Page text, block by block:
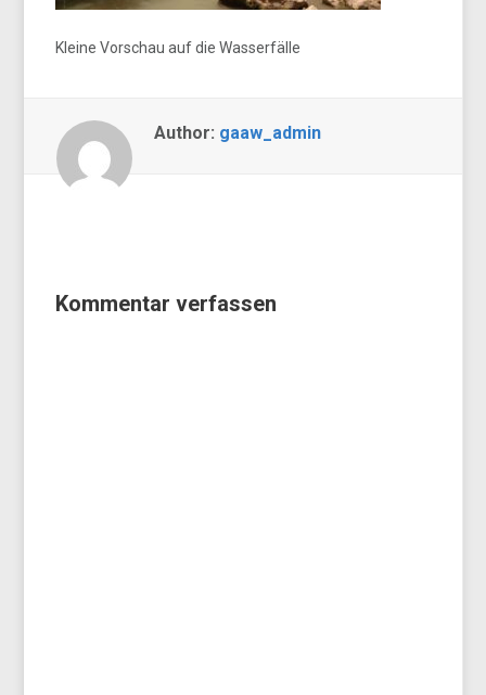
Kleine Vorschau auf die Wasserfälle
Author: gaaw_admin
Kommentar verfassen